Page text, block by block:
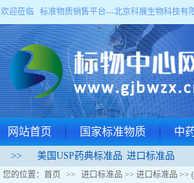
欢迎莅临 标准物质销售平台---北京科展生物科技有
网站首页 国家标准物质 中
>> 美国USP药典标准品 进口标准品
您的位置： 首页 >> 进口标准品 >> 进口标准品 >>